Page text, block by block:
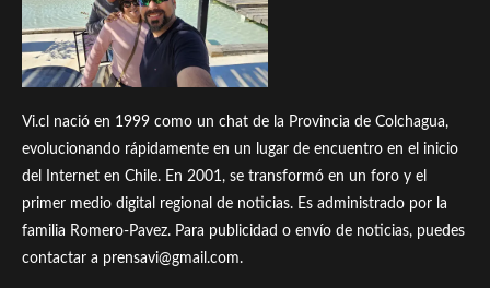
Vi.cl nació en 1999 como un chat de la Provincia de Colchagua,
evolucionando rápidamente en un lugar de encuentro en el inicio
del Internet en Chile. En 2001, se transformó en un foro y el
primer medio digital regional de noticias. Es administrado por la
familia Romero-Pavez. Para publicidad o envío de noticias, puedes
contactar a prensavi@gmail.com.